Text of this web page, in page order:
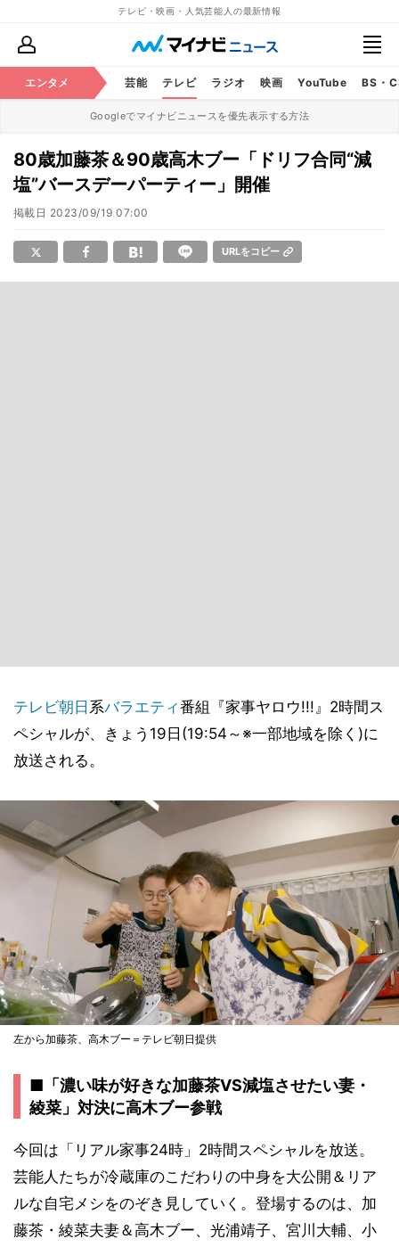
テレビ・映画・人気芸能人の最新情報
エンタメ 芸能 テレビ ラジオ 映画 YouTube BS・
Googleでマイナビニュースを優先表示する方法
80歳加藤茶＆90歳高木ブー「ドリフ合同“減
塩”バースデーパーティー」開催
掲載日 2023/09/19 07:00
URLをコピー
テレビ朝日 系バラエティ番組『家事ヤロウ!!!』2時間ス
ペシャルが、きょう19日(19:54～※一部地域を除く)に
放送される。
左から加藤茶、高木ブー＝テレビ朝日提供
■「濃い味が好きな加藤茶VS減塩させたい妻・
綾菜」対決に高木ブー参戦
今回は「リアル家事24時」2時間スペシャルを放送。
芸能人たちが冷蔵庫のこだわりの中身を大公開＆リア
ルな自宅メシをのぞき見していく。登場するのは、加
藤茶・綾菜夫妻＆高木ブー、光浦靖子、宮川大輔、小